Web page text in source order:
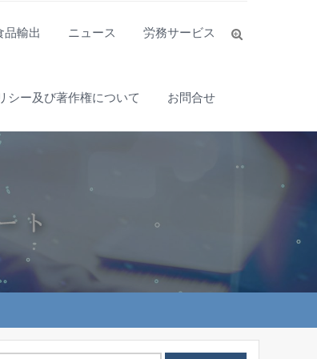
品輸出 ニュース 労務サービス
シー及び著作権について お問合せ